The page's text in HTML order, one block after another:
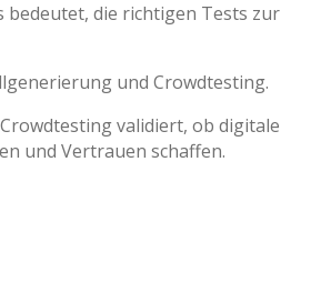
bedeutet, die richtigen Tests zur
und Crowdtesting.
validiert, ob digitale
und Vertrauen schaffen.